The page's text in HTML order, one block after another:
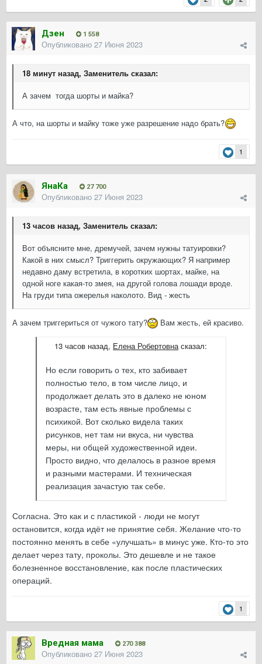
Дзен 1 558
Опубликовано 27 Июня 2023
18 минут назад, Заменитель сказал:
А зачем тогда шорты и майка?
А что, на шорты и майку тоже уже разрешение надо брать?
1
ЯнаКа 27 700
Опубликовано 27 Июня 2023
13 часов назад, Заменитель сказал:
Вот объясните мне, дремучей, зачем нужны татуировки?
Какой в них смысл? Триггерить окружающих? Я например
недавно даму встретила, в коротких шортах, майке, на
одной ноге какая-то змея, на другой голова лошади вроде.
На груди типа ожерелья наколото. Вид - жесть
А зачем триггериться от чужого тату? Вам жесть, ей красиво.
13 часов назад, Елена Робертовна сказал:
Но если говорить о тех, кто забивает
полностью тело, в том числе лицо, и
продолжает делать это в далеко не юном
возрасте, там есть явные проблемы с
психикой. Вот сколько видела таких
рисунков, нет там ни вкуса, ни чувства
меры, ни общей художественной идеи.
Просто видно, что делалось в разное время
и разными мастерами. И техническая
реализация зачастую так себе.
Согласна. Это как и с пластикой - люди не могут
остановится, когда идёт не принятие себя. Желание что-то
постоянно менять в себе «улучшать» в минус уже. Кто-то это
делает через тату, проколы. Это дешевле и не такое
болезненное восстановление, как после пластических
операций.
1
Вредная мама 270 388
Опубликовано 27 Июня 2023